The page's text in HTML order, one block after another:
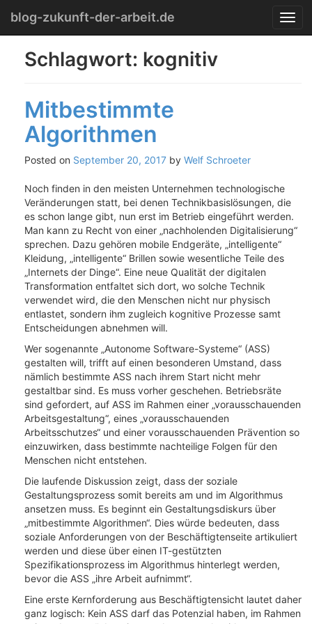
Menu
content
T
o
i
o
n
blog-zukunft-der-arbeit.de
Schlagwort: kognitiv
Mitbestimmte
Algorithmen
Posted on September 20, 2017 by Welf Schroeter
Noch finden in den meisten Unternehmen technologische
Veränderungen statt, bei denen Technikbasislösungen, die
es schon lange gibt, nun erst im Betrieb eingeführt werden.
Man kann zu Recht von einer „nachholenden Digitalisierung“
sprechen. Dazu gehören mobile Endgeräte, „intelligente“
Kleidung, „intelligente“ Brillen sowie wesentliche Teile des
„Internets der Dinge“. Eine neue Qualität der digitalen
Transformation entfaltet sich dort, wo solche Technik
verwendet wird, die den Menschen nicht nur physisch
entlastet, sondern ihm zugleich kognitive Prozesse samt
Entscheidungen abnehmen will.
Wer sogenannte „Autonome Software-Systeme“ (ASS)
gestalten will, trifft auf einen besonderen Umstand, dass
nämlich bestimmte ASS nach ihrem Start nicht mehr
gestaltbar sind. Es muss vorher geschehen. Betriebsräte
sind gefordert, auf ASS im Rahmen einer „vorausschauenden
Arbeitsgestaltung“, eines „vorausschauenden
Arbeitsschutzes“ und einer vorausschauenden Prävention so
einzuwirken, dass bestimmte nachteilige Folgen für den
Menschen nicht entstehen.
Die laufende Diskussion zeigt, dass der soziale
Gestaltungsprozess somit bereits am und im Algorithmus
ansetzen muss. Es beginnt ein Gestaltungsdiskurs über
„mitbestimmte Algorithmen“. Dies würde bedeuten, dass
soziale Anforderungen von der Beschäftigtenseite artikuliert
werden und diese über einen IT-gestützten
Spezifikationsprozess im Algorithmus hinterlegt werden,
bevor die ASS „ihre Arbeit aufnimmt“.
Eine erste Kernforderung aus Beschäftigtensicht lautet daher
ganz logisch: Kein ASS darf das Potenzial haben, im Rahmen